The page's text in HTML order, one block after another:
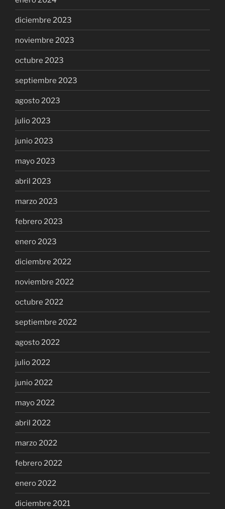
diciembre 2023
noviembre 2023
octubre 2023
septiembre 2023
agosto 2023
julio 2023
junio 2023
mayo 2023
abril 2023
marzo 2023
febrero 2023
enero 2023
diciembre 2022
noviembre 2022
octubre 2022
septiembre 2022
agosto 2022
julio 2022
junio 2022
mayo 2022
abril 2022
marzo 2022
febrero 2022
enero 2022
diciembre 2021